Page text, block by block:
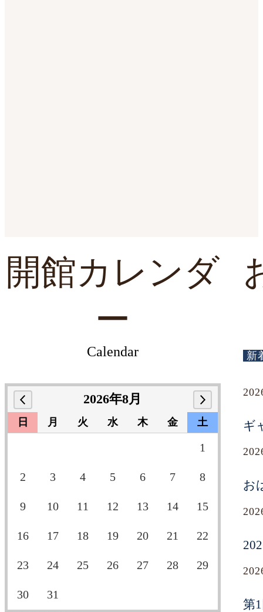
開館カレンダ
ー
Calendar
2026年8月
日 月 火 水 木 金 土
1
2 3 4 5 6 7 8
9 10 11 12 13 14 15
16 17 18 19 20 21 22
23 24 25 26 27 28 29
30 31
新
ギ
お
第